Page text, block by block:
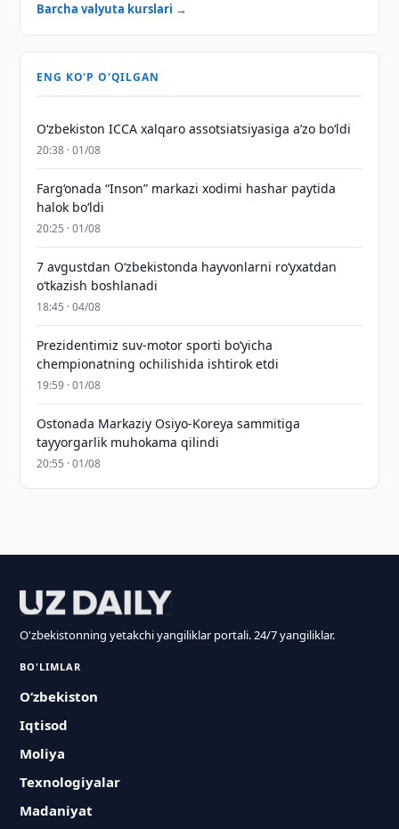
Barcha valyuta kurslari →
ENG KO'P O'QILGAN
O‘zbekiston ICCA xalqaro assotsiatsiyasiga aʼzo bo‘ldi
20:38 · 01/08
Farg‘onada “Inson” markazi xodimi hashar paytida
halok bo‘ldi
20:25 · 01/08
7 avgustdan O‘zbekistonda hayvonlarni ro‘yxatdan
o‘tkazish boshlanadi
18:45 · 04/08
Prezidentimiz suv-motor sporti bo‘yicha
chempionatning ochilishida ishtirok etdi
19:59 · 01/08
Ostonada Markaziy Osiyo-Koreya sammitiga
tayyorgarlik muhokama qilindi
20:55 · 01/08
O'zbekistonning yetakchi yangiliklar portali. 24/7 yangiliklar.
BO'LIMLAR
O‘zbekiston
Iqtisod
Moliya
Texnologiyalar
Madaniyat